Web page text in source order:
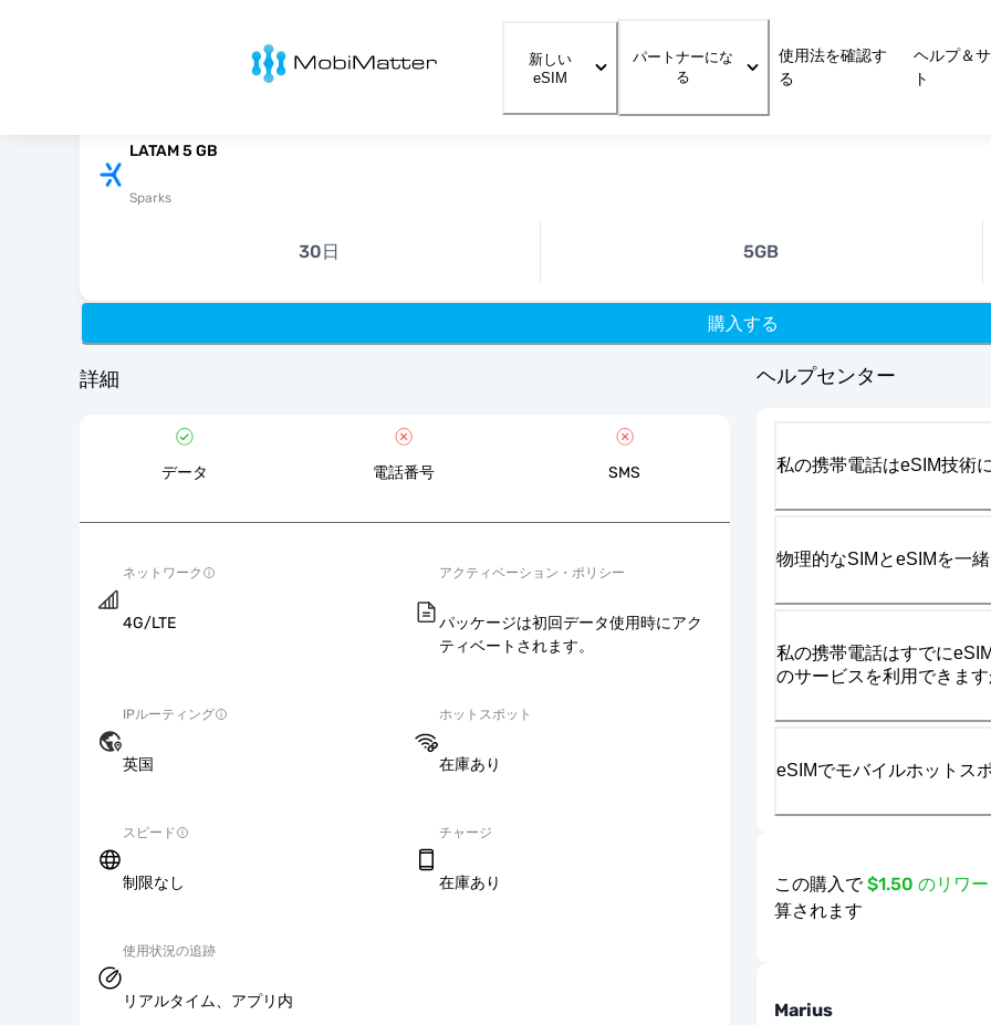
MobiMatter
新しい
eSIM
パートナーにな
る
使用法を確認す
る
ヘルプ＆
ト
LATAM 5 GB
Sparks
30日 5GB
購入する
詳細
データ 電話番号 SMS
ネットワーク
4G/LTE
アクティベーション・ポリシー
パッケージは初回データ使用時にアク
ティベートされます。
IPルーティング
英国
ホットスポット
在庫あり
スピード
制限なし
チャージ
在庫あり
使用状況の追跡
リアルタイム、アプリ内
ヘルプセンター
私の携帯電話はeSIM技術
物理的なSIMとeSIMを一
私の携帯電話はすでに
のサービスを利用できま
eSIMでモバイルホットス
この購入で $1.50 のリワ
算されます
Marius